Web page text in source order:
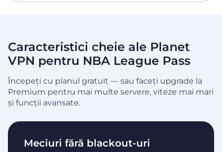
Caracteristici cheie ale Planet
VPN pentru NBA League Pass
Începeți cu planul gratuit — sau faceți upgrade la
Premium pentru mai multe servere, viteze mai mari
și funcții avansate.
Meciuri fără blackout-uri